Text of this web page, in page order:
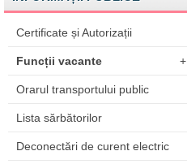
Certificate și Autorizații
Funcții vacante +
Orarul transportului public
Lista sărbătorilor
Deconectări de curent electric